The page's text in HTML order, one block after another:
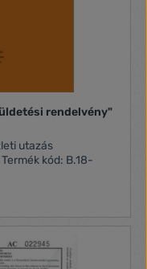
rendelvény"
utazás
kód: B.18-